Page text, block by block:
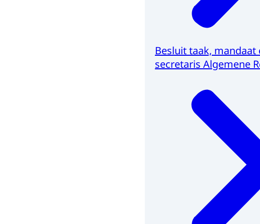
Besluit taak,
secretaris Algemene